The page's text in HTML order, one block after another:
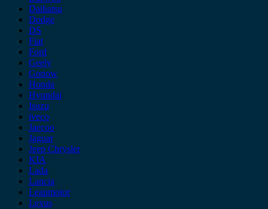
Daihatsu
Dodge
DS
Fiat
Ford
Geely
Gonow
Honda
Hyundai
Isuzu
iveco
Jaecoo
Jaguar
Jeep Chrysler
KIA
Lada
Lancia
Leapmotor
Lexus